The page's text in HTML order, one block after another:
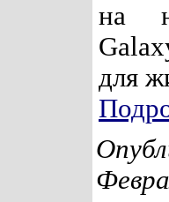
на
для